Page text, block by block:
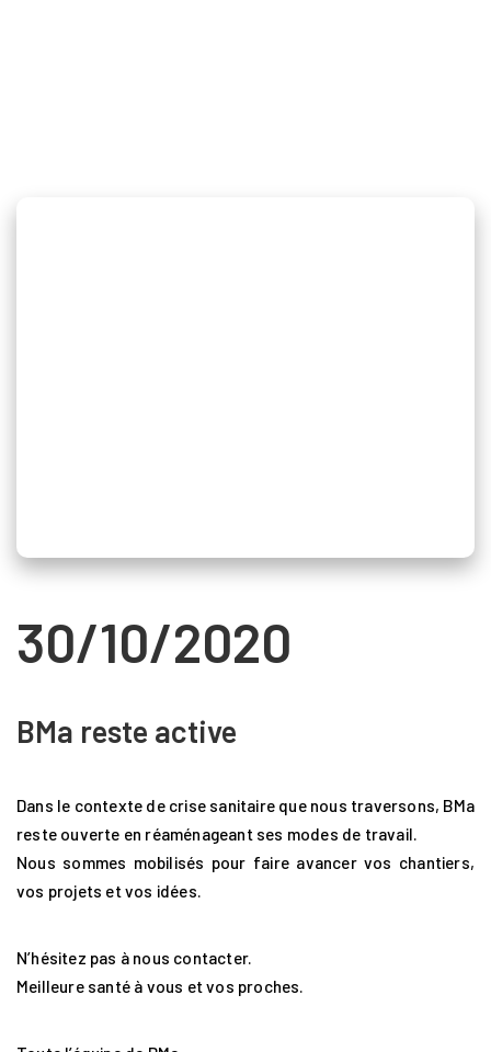
30/10/2020
BMa reste active
Dans le contexte de crise sanitaire que nous traversons, BMa
reste ouverte en réaménageant ses modes de travail.
Nous sommes mobilisés pour faire avancer vos chantiers,
vos projets et vos idées.
N’hésitez pas à nous contacter.
Meilleure santé à vous et vos proches.